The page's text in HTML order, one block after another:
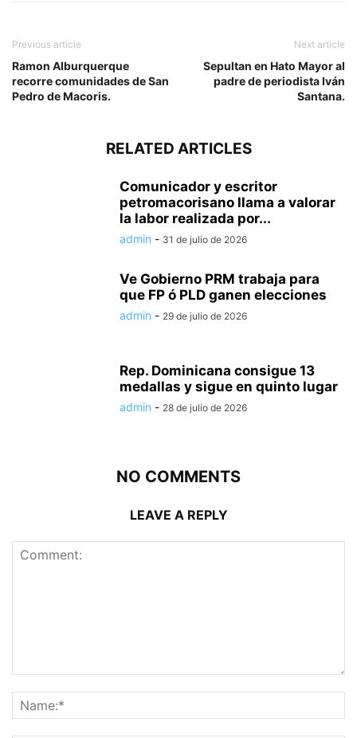
Previous article
Ramon Alburquerque
recorre comunidades de San
Pedro de Macoris.
Next article
Sepultan en Hato Mayor al
padre de periodista Iván
Santana.
RELATED ARTICLES
Comunicador y escritor
petromacorisano llama a valorar
la labor realizada por...
admin - 31 de julio de 2026
Ve Gobierno PRM trabaja para
que FP ó PLD ganen elecciones
admin - 29 de julio de 2026
Rep. Dominicana consigue 13
medallas y sigue en quinto lugar
admin - 28 de julio de 2026
NO COMMENTS
LEAVE A REPLY